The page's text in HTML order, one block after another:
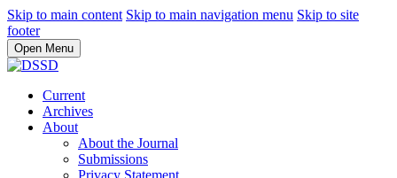
Skip to main content Skip to main navigation menu Skip to site
footer
Open Menu
Current
Archives
About
About the Journal
Submissions
Privacy Statement